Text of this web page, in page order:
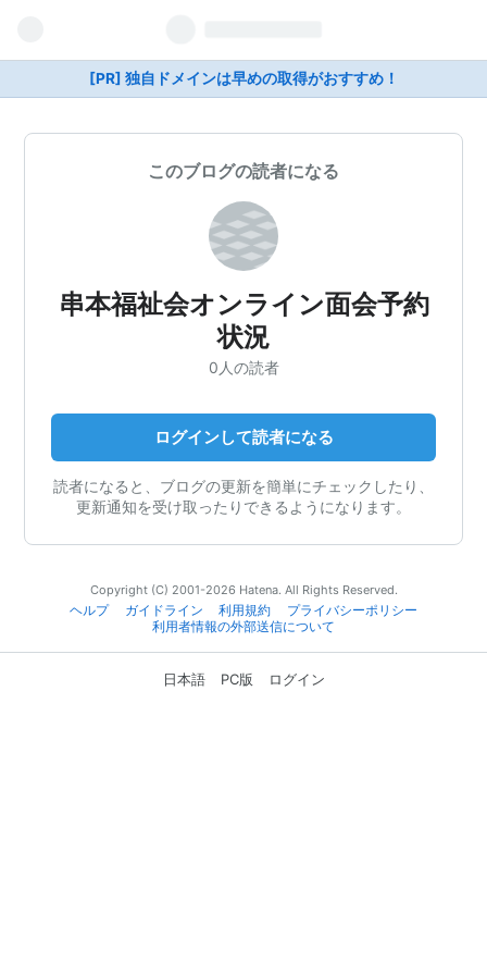
[PR] 独自ドメインは早めの取得がおすすめ！
このブログの読者になる
串本福祉会オンライン面会予約
状況
0人の読者
ログインして読者になる
読者になると、ブログの更新を簡単にチェックしたり、
更新通知を受け取ったりできるようになります。
Copyright (C) 2001-2026 Hatena. All Rights Reserved.
ヘルプ
ガイドライン 利用規約
プライバシーポリシー
利用者情報の外部送信について
日本語 PC版 ログイン